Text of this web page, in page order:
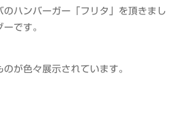
ハンバーガー「フリタ」を頂きまし
です。
が色々展示されています。